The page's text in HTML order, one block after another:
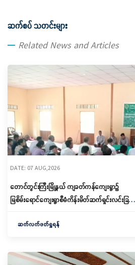
ဆက်စပ် သတင်းများ
Related News and Articles
DATE: 07 AUG,2026
တောင်တွင်းကြီးမြို့နယ် ကျခတ်ကန်ကျေးရွာ၌
မြစိမ်းရောင်ကျေးရွာစီမံကိန်းမိတ်ဆက်ရှင်းလင်းခြင်း
ဆက်လက်ဖတ်ရှုရန်